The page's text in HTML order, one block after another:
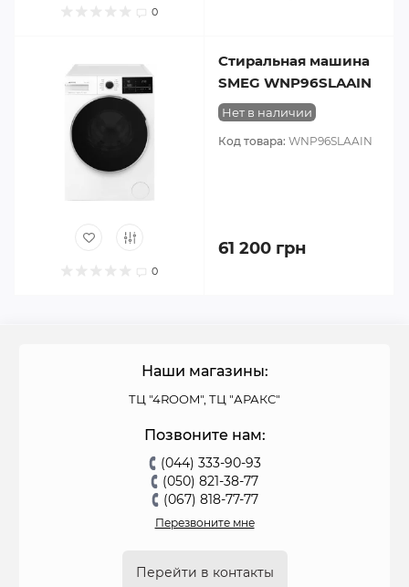
0
0
Стиральная машина
SMEG WNP96SLAAIN
Нет в наличии
Код товара: WNP96SLAAIN
61 200 грн
Наши магазины:
ТЦ "4ROOM", ТЦ "АРАКС"
Позвоните нам:
(044) 333-90-93
(050) 821-38-77
(067) 818-77-77
Перезвоните мне
Перейти в контакты